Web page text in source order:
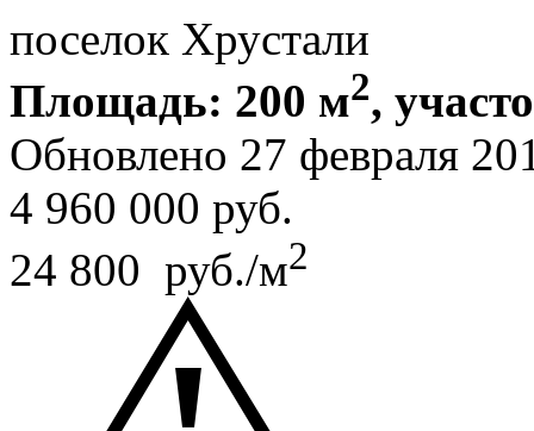
поселок Хрустали
Площадь: 200 м2,
Обновлено 27 февраля
4 960 000 руб.
24 800 руб./м2